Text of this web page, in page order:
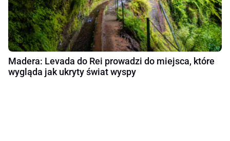
Madera: Levada do Rei prowadzi do miejsca, które
wygląda jak ukryty świat wyspy